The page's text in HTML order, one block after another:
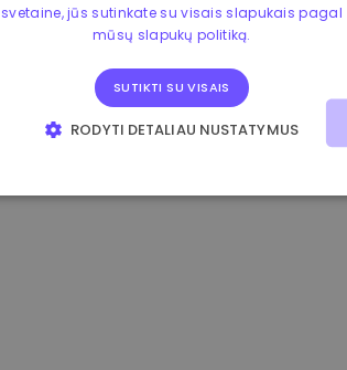
1.180000 € +1.90% 3.2B €
svetaine, jūs sutinkate su visais slapukais pagal
mūsų slapukų politiką.
SUTIKTI SU VISAIS
RODYTI DETALIAU NUSTATYMUS